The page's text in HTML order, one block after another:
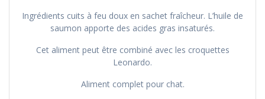
Ingrédients cuits à feu doux en sachet fraîcheur. L’huile de
saumon apporte des acides gras insaturés.
Cet aliment peut être combiné avec les croquettes
Leonardo.
Aliment complet pour chat.